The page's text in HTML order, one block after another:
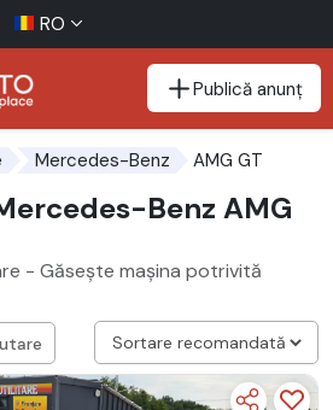
RO
Publică anunț
Mercedes-Benz AMG GT
Benz AMG
- Găsește mașina potrivită